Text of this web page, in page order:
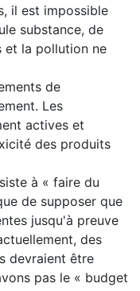
il est impossible
substance, de
et la pollution ne
de
Les
actives et
des produits
à « faire du
de supposer que
jusqu'à preuve
des
devraient être
pas le « budget